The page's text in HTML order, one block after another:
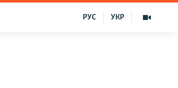
УКР
РУС